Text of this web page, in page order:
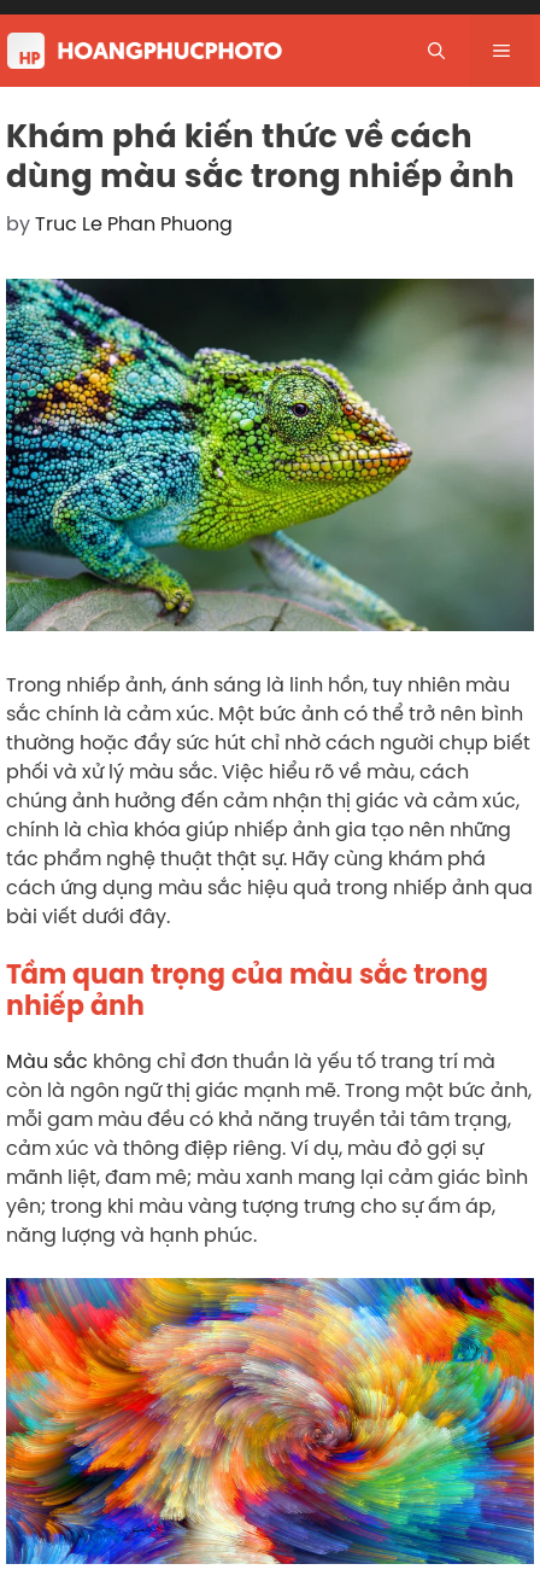
Skip
to
content
Khám phá kiến thức về cách
dùng màu sắc trong nhiếp ảnh
byTruc Le Phan Phuong
Trong nhiếp ảnh, ánh sáng là linh hồn, tuy nhiên màu
sắc chính là cảm xúc. Một bức ảnh có thể trở nên bình
thường hoặc đầy sức hút chỉ nhờ cách người chụp biết
phối và xử lý màu sắc. Việc hiểu rõ về màu, cách
chúng ảnh hưởng đến cảm nhận thị giác và cảm xúc,
chính là chìa khóa giúp nhiếp ảnh gia tạo nên những
tác phẩm nghệ thuật thật sự. Hãy cùng khám phá
cách ứng dụng màu sắc hiệu quả trong nhiếp ảnh qua
bài viết dưới đây.
Tầm quan trọng của màu sắc trong
nhiếp ảnh
Màu sắc không chỉ đơn thuần là yếu tố trang trí mà
còn là ngôn ngữ thị giác mạnh mẽ. Trong một bức ảnh,
mỗi gam màu đều có khả năng truyền tải tâm trạng,
cảm xúc và thông điệp riêng. Ví dụ, màu đỏ gợi sự
mãnh liệt, đam mê; màu xanh mang lại cảm giác bình
yên; trong khi màu vàng tượng trưng cho sự ấm áp,
năng lượng và hạnh phúc.